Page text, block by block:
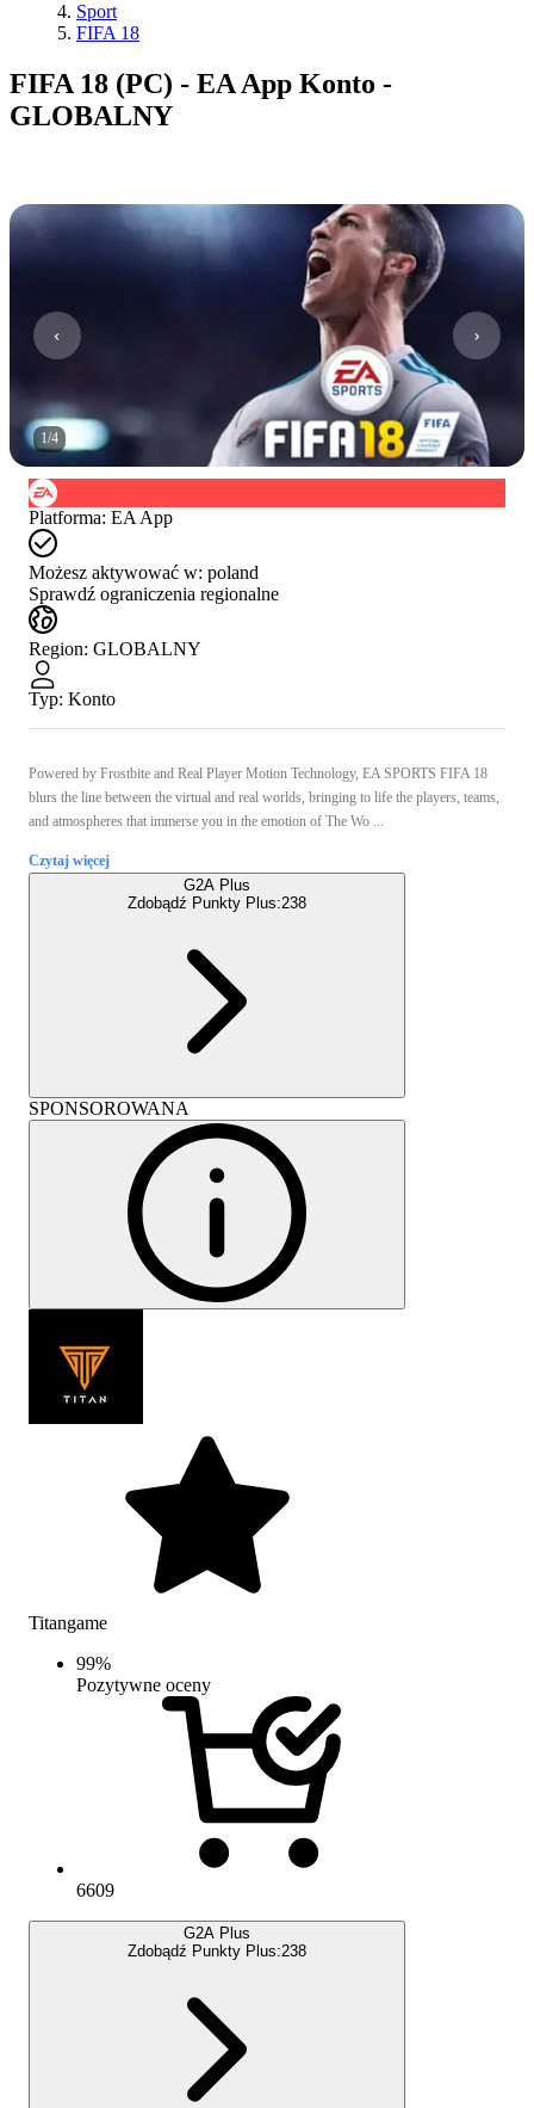
Sport
FIFA 18
FIFA 18 (PC) - EA App Konto -
GLOBALNY
1/4
Platforma: EA App
Możesz aktywować w: poland
Sprawdź ograniczenia regionalne
Region: GLOBALNY
Typ: Konto
Powered by Frostbite and Real Player Motion Technology, EA SPORTS FIFA 18
blurs the line between the virtual and real worlds, bringing to life the players, teams,
and atmospheres that immerse you in the emotion of The Wo ...
Czytaj więcej
G2A Plus
Zdobądź Punkty Plus:238
SPONSOROWANA
Titangame
99%
Pozytywne oceny
6609
G2A Plus
Zdobądź Punkty Plus:238